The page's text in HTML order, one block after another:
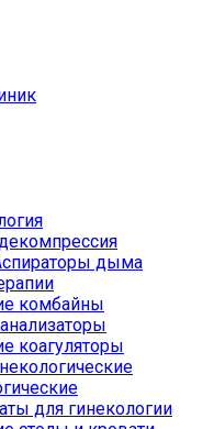
дыма
комбайны
коагуляторы
для гинекологии